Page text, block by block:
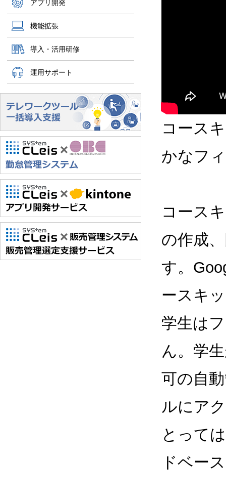
アプリ開発
機能拡張
導入・活用研修
運用サポート
コース
かなフ
コース
の作成
す。
ースキ
学生は
ん。学
可の自
ルにア
とって
ドベー